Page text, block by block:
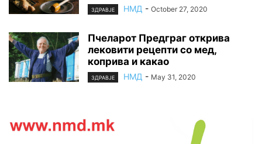
ЗДРАВЈЕ НМД - October 27, 2020
Пчеларот Предграг открива
лековити рецепти со мед,
коприва и какао
ЗДРАВЈЕ НМД - May 31, 2020